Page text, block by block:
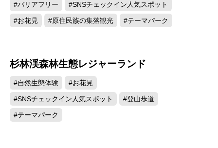
#バリアフリー #SNSチェックイン人気スポット
#お花見 #原住民族の集落観光 #テーマパーク
杉林渓森林生態レジャーランド
#自然生態体験 #お花見
#SNSチェックイン人気スポット #登山歩道
#テーマパーク